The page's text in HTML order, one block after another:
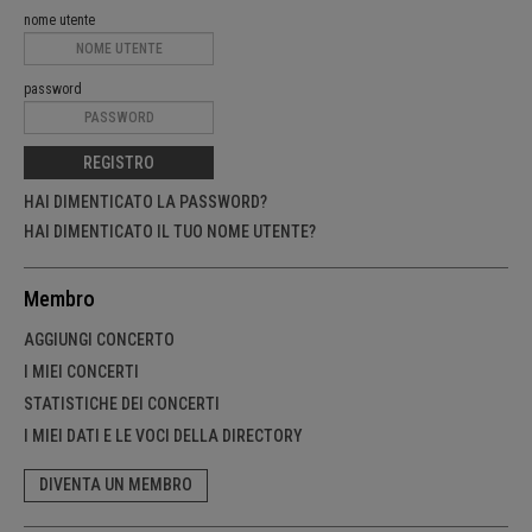
nome utente
password
REGISTRO
HAI DIMENTICATO LA PASSWORD?
HAI DIMENTICATO IL TUO NOME UTENTE?
Membro
AGGIUNGI CONCERTO
I MIEI CONCERTI
STATISTICHE DEI CONCERTI
I MIEI DATI E LE VOCI DELLA DIRECTORY
DIVENTA UN MEMBRO